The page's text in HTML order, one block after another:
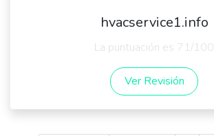
hvacservice1.info
La puntuación es 71/100
Ver Revisión